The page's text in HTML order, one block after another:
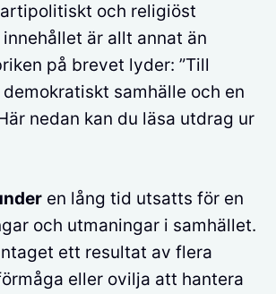
och religiöst
är allt annat än
på brevet lyder: ”Till
samhälle och en
nedan kan du läsa utdrag ur
en lång tid utsatts för en
och utmaningar i samhället.
ett resultat av flera
eller ovilja att hantera